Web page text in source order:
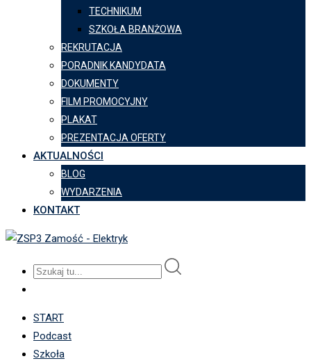
TECHNIKUM
SZKOŁA BRANŻOWA
REKRUTACJA
PORADNIK KANDYDATA
DOKUMENTY
FILM PROMOCYJNY
PLAKAT
PREZENTACJA OFERTY
AKTUALNOŚCI
BLOG
WYDARZENIA
KONTAKT
START
Podcast
Szkoła